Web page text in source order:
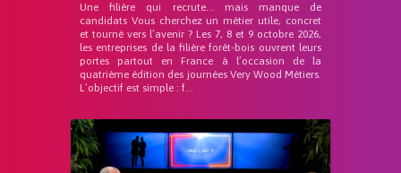
Une filière qui recrute… mais manque de
candidats Vous cherchez un métier utile, concret
et tourné vers l’avenir ? Les 7, 8 et 9 octobre 2026,
les entreprises de la filière forêt-bois ouvrent leurs
portes partout en France à l’occasion de la
quatrième édition des journées Very Wood Métiers.
L’objectif est simple : f...